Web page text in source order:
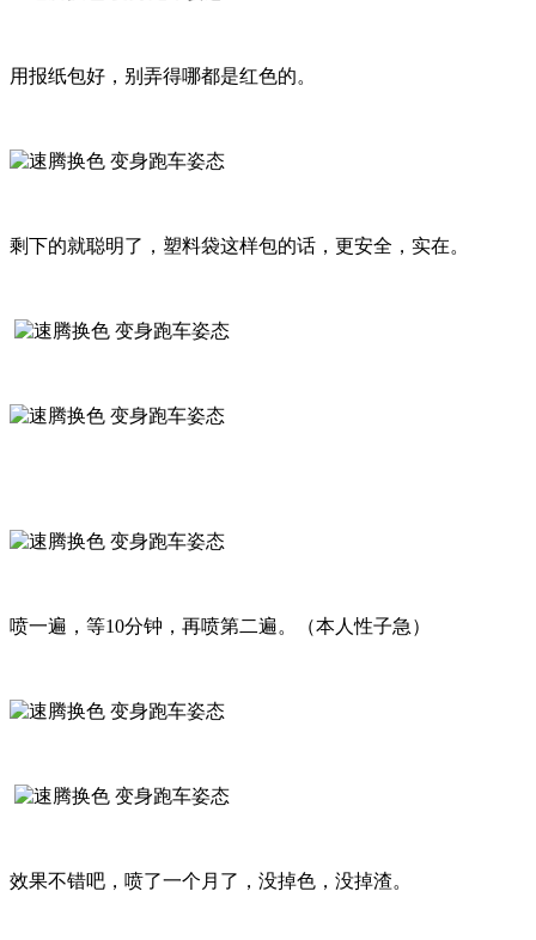
用报纸包好，别弄得哪都是红色的。
剩下的就聪明了，塑料袋这样包的话，更安全，实在。
喷一遍，等10分钟，再喷第二遍。（本人性子急）
效果不错吧，喷了一个月了，没掉色，没掉渣。